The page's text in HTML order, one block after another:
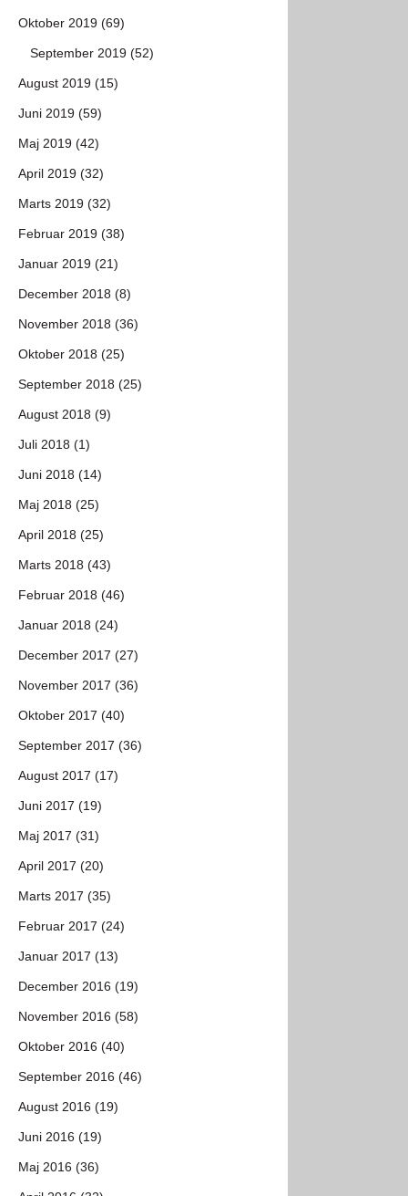
Oktober 2019 (69)
September 2019 (52)
August 2019 (15)
Juni 2019 (59)
Maj 2019 (42)
April 2019 (32)
Marts 2019 (32)
Februar 2019 (38)
Januar 2019 (21)
December 2018 (8)
November 2018 (36)
Oktober 2018 (25)
September 2018 (25)
August 2018 (9)
Juli 2018 (1)
Juni 2018 (14)
Maj 2018 (25)
April 2018 (25)
Marts 2018 (43)
Februar 2018 (46)
Januar 2018 (24)
December 2017 (27)
November 2017 (36)
Oktober 2017 (40)
September 2017 (36)
August 2017 (17)
Juni 2017 (19)
Maj 2017 (31)
April 2017 (20)
Marts 2017 (35)
Februar 2017 (24)
Januar 2017 (13)
December 2016 (19)
November 2016 (58)
Oktober 2016 (40)
September 2016 (46)
August 2016 (19)
Juni 2016 (19)
Maj 2016 (36)